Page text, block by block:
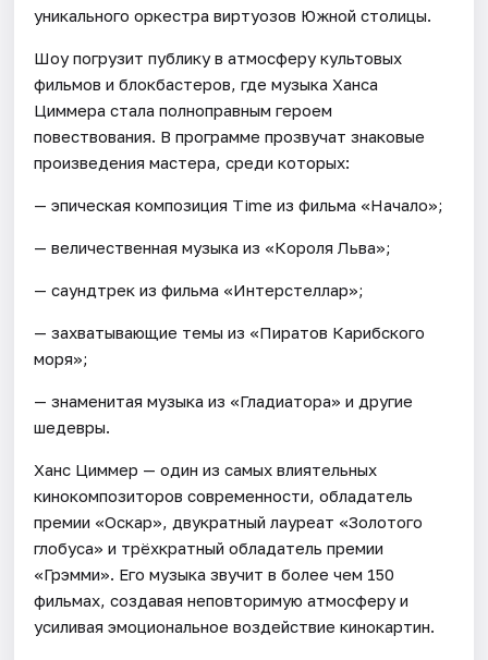
уникального оркестра виртуозов Южной столицы.
Шоу погрузит публику в атмосферу культовых
фильмов и блокбастеров, где музыка Ханса
Циммера стала полноправным героем
повествования. В программе прозвучат знаковые
произведения мастера, среди которых:
— эпическая композиция Time из фильма «Начало»;
— величественная музыка из «Короля Льва»;
— саундтрек из фильма «Интерстеллар»;
— захватывающие темы из «Пиратов Карибского
моря»;
— знаменитая музыка из «Гладиатора» и другие
шедевры.
Ханс Циммер — один из самых влиятельных
кинокомпозиторов современности, обладатель
премии «Оскар», двукратный лауреат «Золотого
глобуса» и трёхкратный обладатель премии
«Грэмми». Его музыка звучит в более чем 150
фильмах, создавая неповторимую атмосферу и
усиливая эмоциональное воздействие кинокартин.